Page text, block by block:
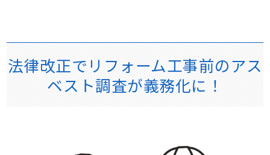
法律改正でリフォーム工事前のアス
ベスト調査が義務化に！